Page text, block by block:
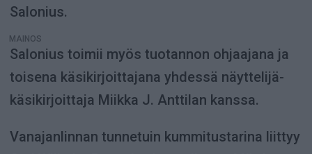
Salonius.
MAINOS
Salonius toimii myös tuotannon ohjaajana ja
toisena käsikirjoittajana yhdessä näyttelijä-
käsikirjoittaja Miikka J. Anttilan kanssa.
Vanajanlinnan tunnetuin kummitustarina liittyy